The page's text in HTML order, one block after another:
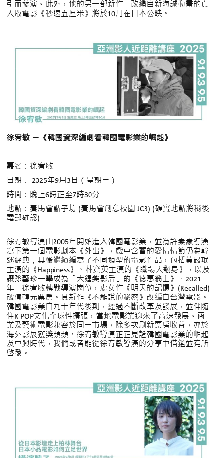
引而參演。此外，他的另一部新作，改編自新海誠動畫的真
人版電影《秒速五厘米》將於10月在日本公映。
徐宥敏 ー《韓國資深編劇看韓國電影業的崛起》
嘉賓：徐宥敏
日期： 2025年9月3日（星期三）
時間：晚上6時正至7時30分
地點：賽馬會點子坊 (賽馬會創意校園 JC3) (確實地點將稍後
電郵確認)
徐宥敏導演由2005年開始進入韓國電影業，並為許秦豪導演
寫下第一個電影劇本《外出》，戲中含蓄的愛情情節仍為韓
迷經典；其後繼續編寫了不同類型的電影作品，包括黃晸珉
主演的《Happiness》、朴寶英主演的《職場大翻身》，以及
讓孫藝珍一舉成為「大鐘獎影后」的《德惠翁主》。2021
年，徐宥敏轉戰導演崗位，處女作《明天的記憶》(Recalled)
破億韓元票房。其新作《不能說的秘密》改編自台灣電影。
韓國電影業自九十年代後期，經過不斷改革及發展，並伴随
住K-POP文化全球性擴張，當地電影業迎來了高速發展。商
業及藝術電影兼容於同一市場，除多次刷新票房收益，亦於
海外影展獲奬頻頻。徐宥敏導演正正見證韓國電影業的崛起
及中興時代，我們或者能從徐宥敏導演的分享中借鑑並有所
啓發。